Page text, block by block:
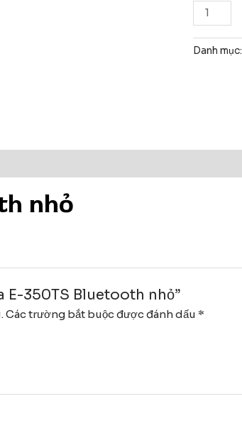
Loa
E-
350TS
Bluetooth
Danh mục:
nhỏ
E-350TS Bluetooth nhỏ”
Các trường bắt buộc được đánh dấu *